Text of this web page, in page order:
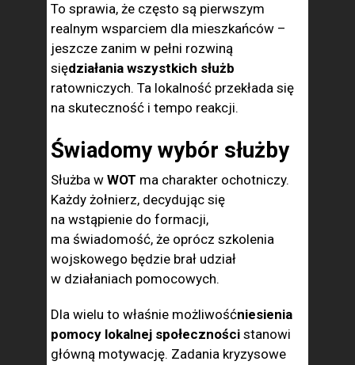
To sprawia, że często są pierwszym
realnym wsparciem dla mieszkańców –
jeszcze zanim w pełni rozwiną
siędziałania wszystkich służb
ratowniczych. Ta lokalność przekłada się
na skuteczność i tempo reakcji.
Świadomy wybór służby
Służba w WOT ma charakter ochotniczy.
Każdy żołnierz, decydując się
na wstąpienie do formacji,
ma świadomość, że oprócz szkolenia
wojskowego będzie brał udział
w działaniach pomocowych.
Dla wielu to właśnie możliwośćniesienia
pomocy lokalnej społeczności stanowi
główną motywację. Zadania kryzysowe